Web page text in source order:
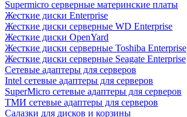
Supermicro серверные материнские платы
Жесткие диски Enterprise
Жесткие диски серверные WD Enterprise
Жесткие диски OpenYard
Жесткие диски серверные Toshiba Enterprise
Жесткие диски серверные Seagate Enterprise
Сетевые адаптеры для серверов
Intel сетевые адаптеры для серверов
SuperMicro сетевые адаптеры для серверов
ТМИ сетевые адаптеры для серверов
Салазки для дисков и корзины